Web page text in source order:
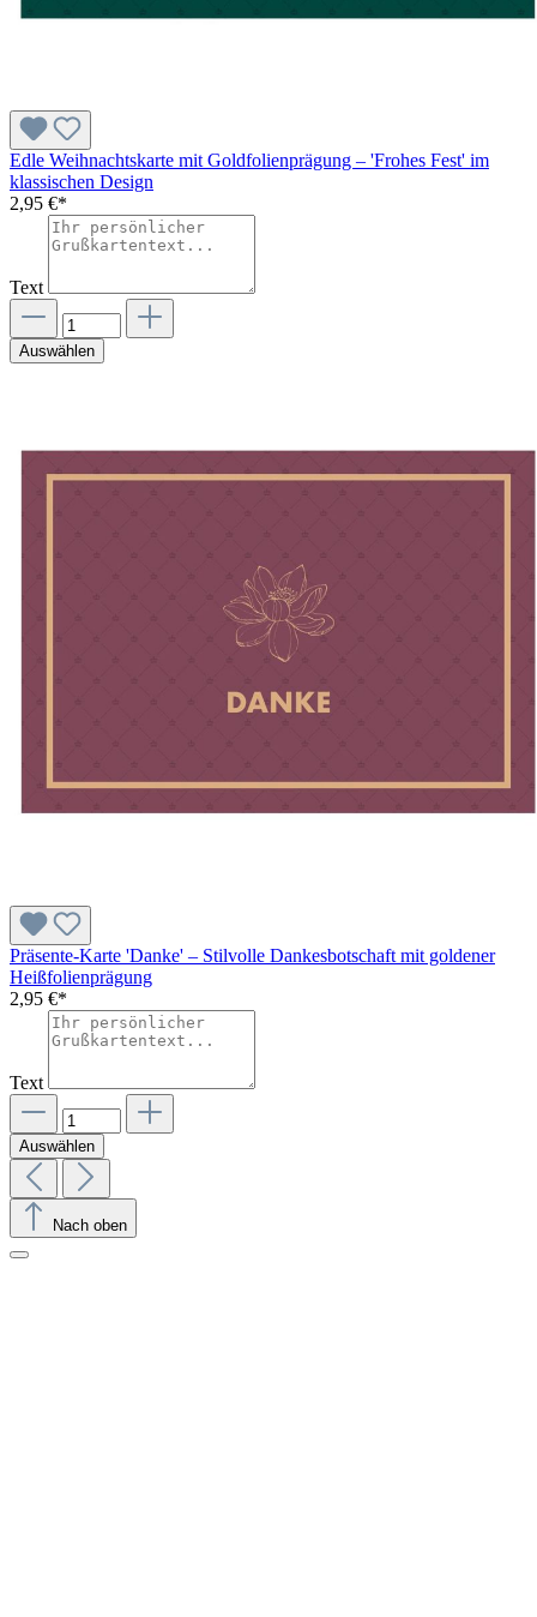
Edle Weihnachtskarte mit Goldfolienprägung – 'Frohes Fest' im
klassischen Design
2,95 €*
Text
Auswählen
Präsente-Karte 'Danke' – Stilvolle Dankesbotschaft mit goldener
Heißfolienprägung
2,95 €*
Text
Auswählen
Nach oben